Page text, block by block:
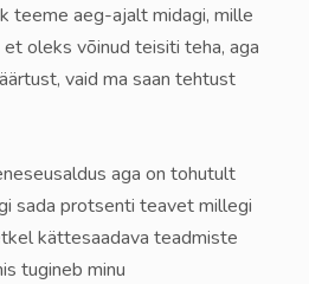
teeme aeg-ajalt midagi, mille
oleks võinud teisiti teha, aga
vaid ma saan tehtust
aga on tohutult
sada protsenti teavet millegi
kättesaadava teadmiste
tugineb minu